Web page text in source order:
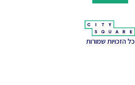
כל הזכויות שמורות